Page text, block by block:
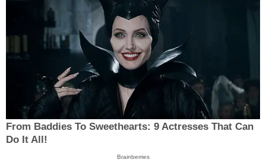
From Baddies To Sweethearts: 9 Actresses That Can
Do It All!
Brainberries